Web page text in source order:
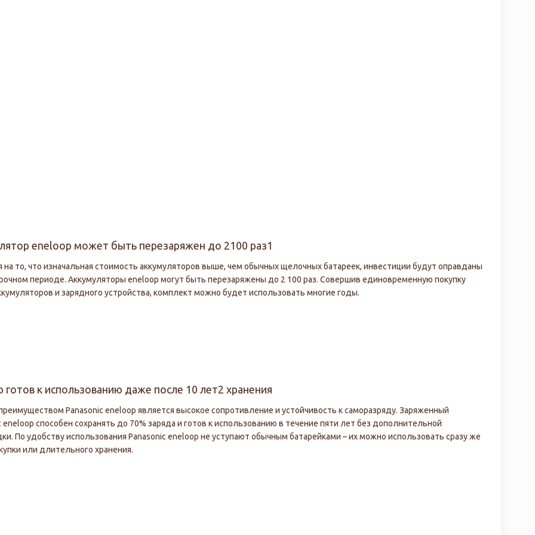
eneloop может быть перезаряжен до 2100 раз1
на то, что изначальная стоимость аккумуляторов выше, чем обычных щелочных батареек, инвестиции будут оправданы
периоде. Аккумуляторы eneloop могут быть перезаряжены до 2 100 раз. Совершив единовременную покупку
и зарядного устройства, комплект можно будет использовать многие годы.
готов к использованию даже после 10 лет2 хранения
Panasonic eneloop является высокое сопротивление и устойчивость к саморазряду. Заряженный
eneloop способен сохранять до 70% заряда и готов к использованию в течение пяти лет без дополнительной
По удобству использования Panasonic eneloop не уступают обычным батарейками – их можно использовать сразу же
или длительного хранения.